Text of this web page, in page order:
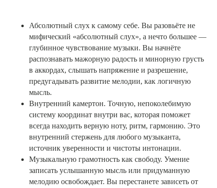
Абсолютный слух к самому себе. Вы разовьёте не
мифический «абсолютный слух», а нечто большее —
глубинное чувствование музыки. Вы начнёте
распознавать мажорную радость и минорную грусть
в аккордах, слышать напряжение и разрешение,
предугадывать развитие мелодии, как логичную
мысль.
Внутренний камертон. Точную, непоколебимую
систему координат внутри вас, которая поможет
всегда находить верную ноту, ритм, гармонию. Это
внутренний стержень для любого музыканта,
источник уверенности и чистоты интонации.
Музыкальную грамотность как свободу. Умение
записать услышанную мысль или придуманную
мелодию освобождает. Вы перестанете зависеть от